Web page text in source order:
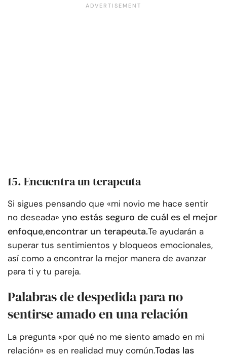
15. Encuentra un terapeuta
Si sigues pensando que «mi novio me hace sentir
no deseada» yno estás seguro de cuál es el mejor
enfoque,encontrar un terapeuta.Te ayudarán a
superar tus sentimientos y bloqueos emocionales,
así como a encontrar la mejor manera de avanzar
para ti y tu pareja.
Palabras de despedida para no
sentirse amado en una relación
La pregunta «por qué no me siento amado en mi
relación» es en realidad muy común.Todas las